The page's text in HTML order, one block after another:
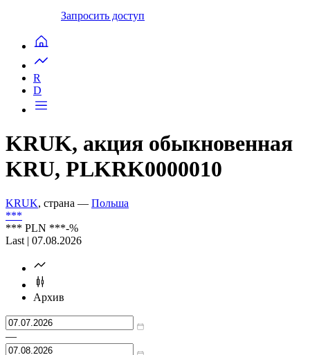
Запросить доступ
R
D
KRUK, акция обыкновенная
KRU, PLKRK0000010
KRUK, страна — Польша
***
*** PLN ***-%
Last | 07.08.2026
Архив
—